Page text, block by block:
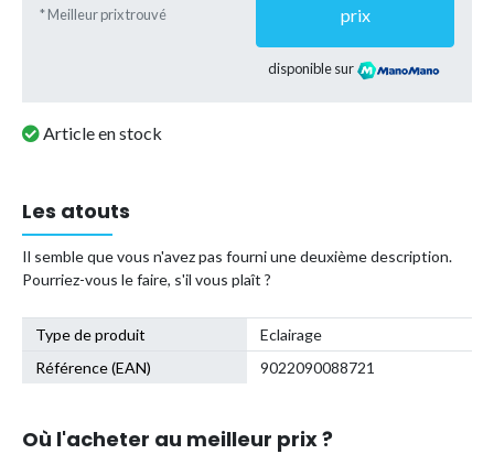
* Meilleur prix trouvé
prix
disponible sur
Article en stock
Les atouts
Il semble que vous n'avez pas fourni une deuxième description.
Pourriez-vous le faire, s'il vous plaît ?
Type de produit
Eclairage
Référence (EAN)
9022090088721
Où l'acheter au meilleur prix ?